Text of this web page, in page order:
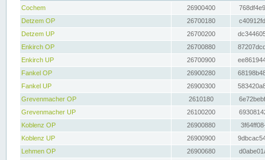
Cochem
26900400
Detzem OP
26700180
Detzem UP
26700200
Enkirch OP
26700880
Enkirch UP
26700900
Fankel OP
26900280
Fankel UP
26900300
Grevenmacher OP
2610180
Grevenmacher UP
26100200
Koblenz OP
26900880
Koblenz UP
26900900
Lehmen OP
26900680